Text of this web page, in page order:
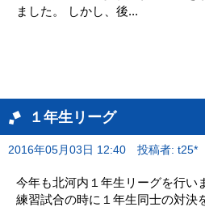
ました。 しかし、後...
１年生リーグ
2016年05月03日 12:40 投稿者: t25*
今年も北河内１年生リーグを行い
練習試合の時に１年生同士の対決